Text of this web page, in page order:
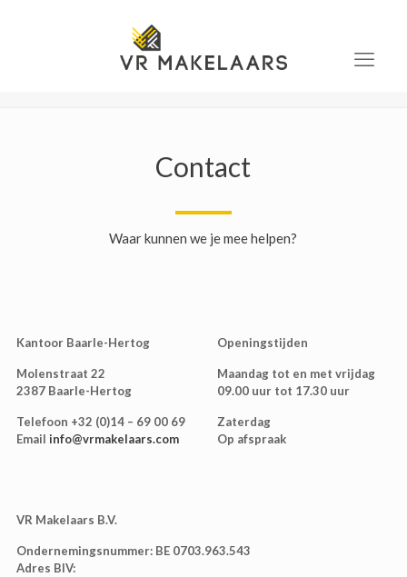
Contact
Waar kunnen we je mee helpen?
Kantoor Baarle-Hertog
Molenstraat 22
2387 Baarle-Hertog
Telefoon +32 (0)14 – 69 00 69
Email info@vrmakelaars.com
Openingstijden
Maandag tot en met vrijdag
09.00 uur tot 17.30 uur
Zaterdag
Op afspraak
VR Makelaars B.V.
Ondernemingsnummer:BE 0703.963.543
Adres BIV: